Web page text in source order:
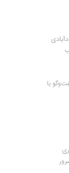
روایت فرهنگ رجایی از مسئله توسعه در ایران در گفت‌وگو با